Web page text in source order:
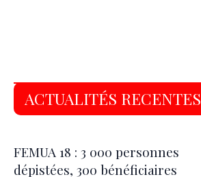
ACTUALITÉS RECENTES
FEMUA 18 : 3 000 personnes
dépistées, 300 bénéficiaires